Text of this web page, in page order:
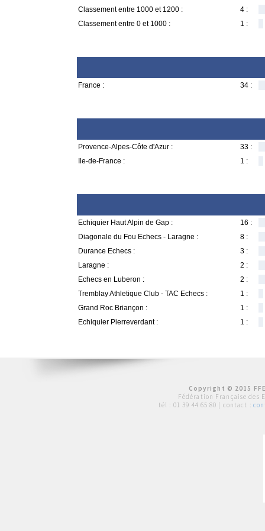
Classement entre 1000 et 1200 :
4 :
Classement entre 0 et 1000 :
1 :
France : 34 :
Provence-Alpes-Côte d'Azur :
33 :
Ile-de-France :
1 :
Echiquier Haut Alpin de Gap :
16 :
Diagonale du Fou Echecs - Laragne :
8 :
Durance Echecs :
3 :
Laragne :
2 :
Echecs en Luberon :
2 :
Tremblay Athletique Club - TAC Echecs :
1 :
Grand Roc Briançon :
1 :
Echiquier Pierreverdant :
1 :
Copyright © 2015
Fédération Française des
tél : 01 39 44 65 80 | contact :